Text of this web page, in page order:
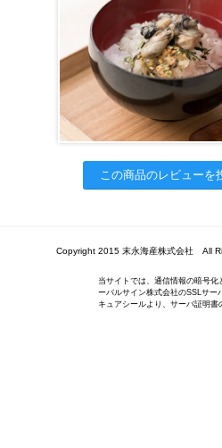
この商品のレビューを
Copyright 2015 末永海産株式会社 All
当サイトでは、通信情報の暗号
ーバルサイン株式会社のSSLサー
キュアシールより、サーバ証明書